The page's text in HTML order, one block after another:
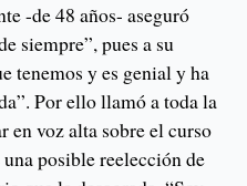
-de 48 años- aseguró
siempre”, pues a su
tenemos y es genial y ha
Por ello llamó a toda la
en voz alta sobre el curso
posible reelección de